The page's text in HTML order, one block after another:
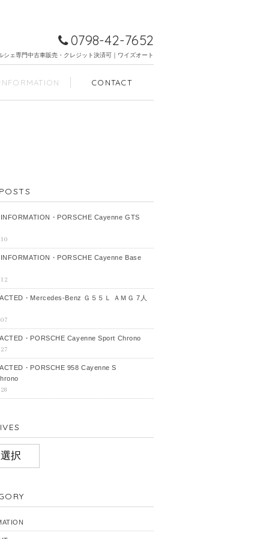
0798-42-7652
シェ専門中古車販売・クレジット決済可｜ワイズオート
INFORMATION CONTACT
・PORSCHE Cayenne GTS
・PORSCHE Cayenne Base
・Mercedes‐Benz Ｇ５５Ｌ ＡＭＧ 7人
・PORSCHE Cayenne Sport Chrono
・PORSCHE 958 Cayenne S